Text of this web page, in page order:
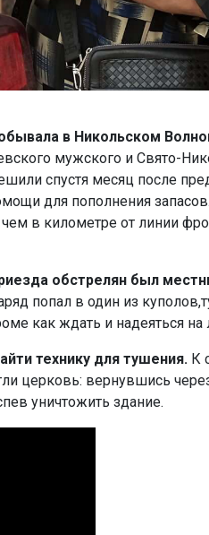
в Никольском
мужского и Свято-
спустя месяц после
для пополнения
в километре от линии
обстрелян был
попал в один из
как ждать и надеяться на
технику для тушения. К
церковь: вернувшись
уничтожить здание.